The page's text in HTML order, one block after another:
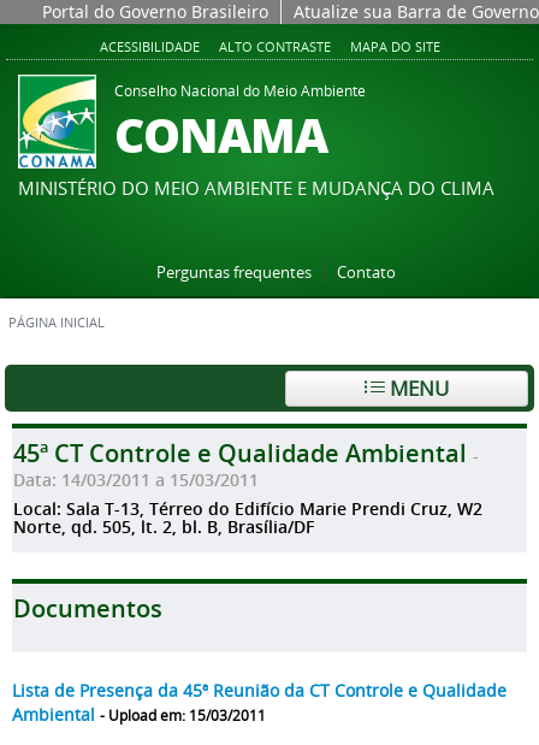
Portal do Governo Brasileiro Atualize sua Barra de Governo
ACESSIBILIDADE ALTO CONTRASTE MAPA DO SITE
Conselho Nacional do Meio Ambiente
CONAMA
MINISTÉRIO DO MEIO AMBIENTE E MUDANÇA DO CLIMA
Perguntas frequentes Contato
PÁGINA INICIAL
MENU
45ª CT Controle e Qualidade Ambiental -
Data: 14/03/2011 a 15/03/2011
Local: Sala T-13, Térreo do Edifício Marie Prendi Cruz, W2
Norte, qd. 505, lt. 2, bl. B, Brasília/DF
Documentos
Lista de Presença da 45ª Reunião da CT Controle e Qualidade
Ambiental - Upload em: 15/03/2011